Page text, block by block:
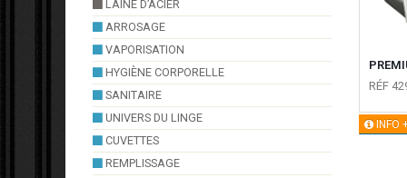
LAINE D’ACIER
ARROSAGE
VAPORISATION
HYGIÈNE CORPORELLE
SANITAIRE
UNIVERS DU LINGE
CUVETTES
REMPLISSAGE
RÉF
INFO